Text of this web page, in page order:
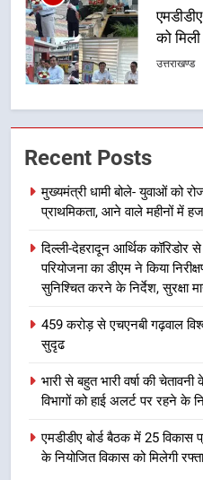
को
उत्तराखण्ड
6
उत्तराखण्ड
अभियुक्त
गिरफ्तार
उत्तराखण्ड
8
भारी
देहरादून
1
Recent Posts
मुख्यमंत्री धामी बोले- युवाओं को
प्राथमिकता, आने वाले महीनों में
दिल्ली-देहरादून आर्थिक कॉरिडोर
परियोजना का डीएम ने किया
सुनिश्चित करने के निर्देश, सुरक्षा
459 करोड़ से एचएनबी गढ़वाल
सुदृढ
भारी से बहुत भारी वर्षा की
विभागों को हाई अलर्ट पर रहने के
एमडीडीए बोर्ड बैठक में 25 विकास
के नियोजित विकास को मिलेगी